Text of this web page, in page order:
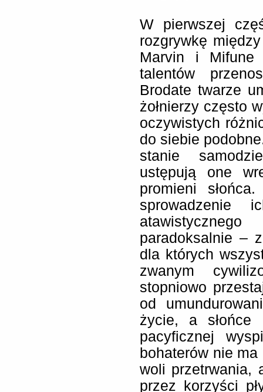
W pierwszej
rozgrywkę
Marvin i Mifune
talentów
Brodate twarze
żołnierzy często
oczywistych
do siebie
stanie
ustępują one
promieni
sprowadzenie
paradoksalnie –
dla których
zwanym
stopniowo
od
życie, a słońce
pacyficznej
bohaterów nie
woli przetrwania,
przez korzyści